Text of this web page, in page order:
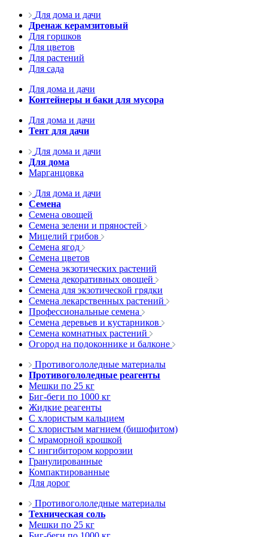
Для дома и дачи
Дренаж керамзитовый
Для горшков
Для цветов
Для растений
Для сада
Для дома и дачи
Контейнеры и баки для мусора
Для дома и дачи
Тент для дачи
Для дома и дачи
Для дома
Марганцовка
Для дома и дачи
Семена
Семена овощей
Семена зелени и пряностей
Мицелий грибов
Семена ягод
Семена цветов
Семена экзотических растений
Семена декоративных овощей
Семена для экзотической грядки
Семена лекарственных растений
Профессиональные семена
Семена деревьев и кустарников
Семена комнатных растений
Огород на подоконнике и балконе
Противогололедные материалы
Противогололедные реагенты
Мешки по 25 кг
Биг-беги по 1000 кг
Жидкие реагенты
С хлористым кальцием
С хлористым магнием (бишофитом)
С мраморной крошкой
С ингибитором коррозии
Гранулированные
Компактированные
Для дорог
Противогололедные материалы
Техническая соль
Мешки по 25 кг